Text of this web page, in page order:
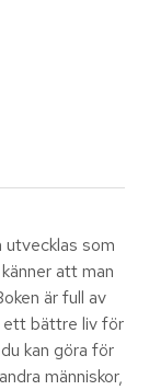
utvecklas som
att man
är full av
ett bättre liv för
kan göra för
människor,